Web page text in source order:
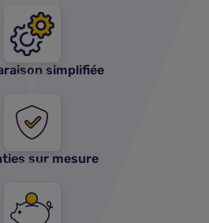
simplifiée
sur mesure